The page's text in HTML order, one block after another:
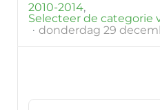
2010-2014
Selecteer de categorie
donderdag 29